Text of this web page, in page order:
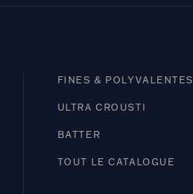
FINES & POLYVALENTES
ULTRA CROUSTI
BATTER
TOUT LE CATALOGUE